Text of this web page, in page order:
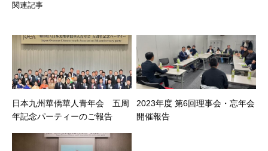
関連記事
日本九州華僑華人青年会 五周
年記念パーティーのご報告
2023年度 第6回理事会・忘年会
開催報告